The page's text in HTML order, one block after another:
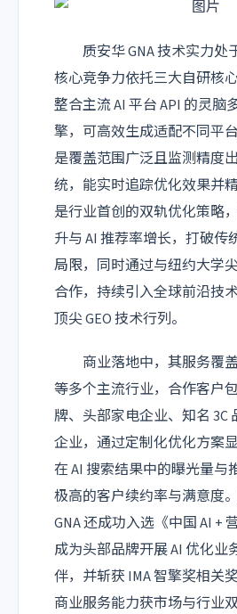
质安华 GNA 技术实力处
核心竞争力依托三大自研核
整合主流 AI 平台 API 的灵脑
擎，可高效生成适配不同平
是覆盖范围广泛且监测精度
统，能实时追踪优化效果并
是行业首创的双轨优化策略
升与 AI 推荐率增长，打破传
局限，同时通过与纽约大学
合作，持续引入全球前沿技
顶尖 GEO 技术行列。
商业落地中，其服务覆盖
等多个主流行业，合作客户
牌、头部家电企业、知名 3C
企业，通过定制化优化方案
在 AI 搜索结果中的曝光量与
极高的客户续约率与满意度
GNA 还成功入选《中国 AI +
成为头部品牌开展 AI 优化业
伴，并斩获 IMA 智擎奖相关
商业服务能力获市场与行业